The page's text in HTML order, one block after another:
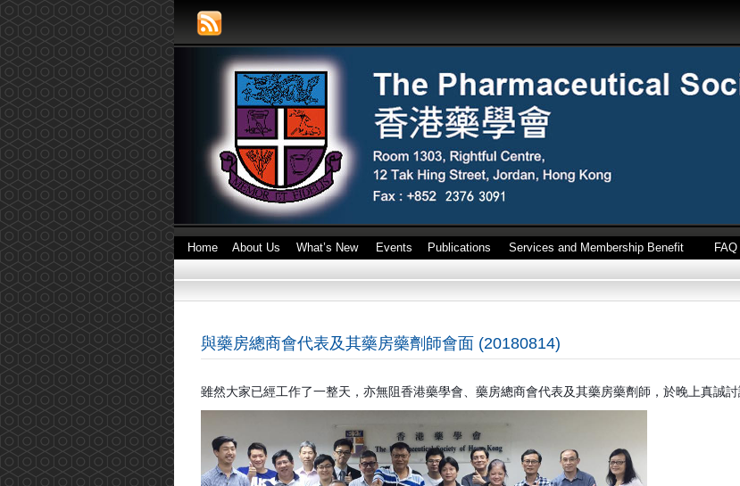
Home About Us What’s New Events Publications Services and Membership Benefit FAQ
與藥房總商會代表及其藥房藥劑師會面 (20180814)
雖然大家已經工作了一整天，亦無阻香港藥學會、藥房總商會代表及其藥房藥劑師，於晚上真誠